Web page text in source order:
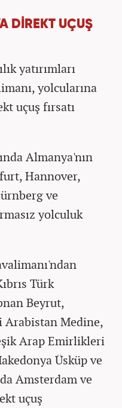
DİREKT UÇUŞ
yatırımları
yolcularına
uçuş fırsatı
Almanya'nın
Hannover,
ve
yolculuk
Türk
Beyrut,
Arabistan Medine,
Arap Emirlikleri
Üsküp ve
Amsterdam ve
uçuş